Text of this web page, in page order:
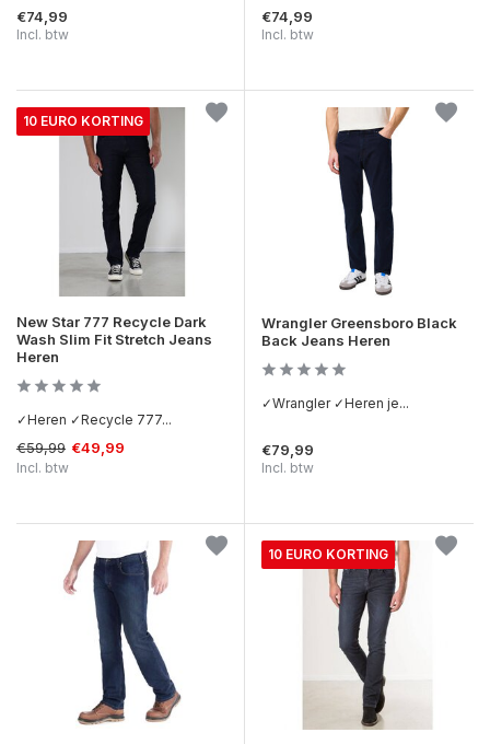
€74,99
Incl. btw
€74,99
Incl. btw
10 EURO KORTING
New Star 777 Recycle Dark
Wash Slim Fit Stretch Jeans
Heren
✓Heren ✓Recycle 777...
€59,99 €49,99
Incl. btw
Wrangler Greensboro Black
Back Jeans Heren
✓Wrangler ✓Heren je...
€79,99
Incl. btw
10 EURO KORTING